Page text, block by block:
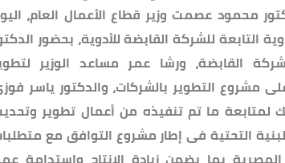
محمود عصمت وزير قطاع الأعمال العام،
التابعة للشركة القابضة للأدوية، بحضور
القابضة، ورشا عمر مساعد الوزير
مشروع التطوير بالشركات، والدكتور ياسر
لمتابعة ما تم تنفيذه من أعمال تطوير
التحتية فى إطار مشروع التوافق مع